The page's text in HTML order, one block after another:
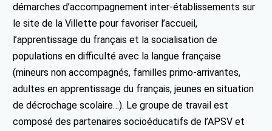
démarches d’accompagnement inter-établissements sur
le site de la Villette pour favoriser l’accueil,
l’apprentissage du français et la socialisation de
populations en difficulté avec la langue française
(mineurs non accompagnés, familles primo-arrivantes,
adultes en apprentissage du français, jeunes en situation
de décrochage scolaire…). Le groupe de travail est
composé des partenaires socioéducatifs de l’APSV et